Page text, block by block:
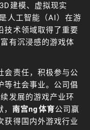
建模、虚拟现实
人工智能（AI）在游
技术领域取得了重要
有沉浸感的游戏体
会责任，积极参与公
等社会事业。公司倡
发展的游戏产业环
南宫ng体育公司赢
获得国内外游戏行业